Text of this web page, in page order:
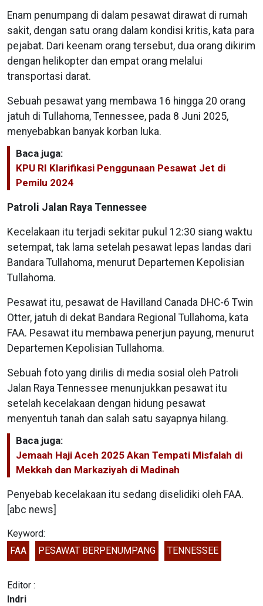
Enam penumpang di dalam pesawat dirawat di rumah
sakit, dengan satu orang dalam kondisi kritis, kata para
pejabat. Dari keenam orang tersebut, dua orang dikirim
dengan helikopter dan empat orang melalui
transportasi darat.
Sebuah pesawat yang membawa 16 hingga 20 orang
jatuh di Tullahoma, Tennessee, pada 8 Juni 2025,
menyebabkan banyak korban luka.
Baca juga:
KPU RI Klarifikasi Penggunaan Pesawat Jet di
Pemilu 2024
Patroli Jalan Raya Tennessee
Kecelakaan itu terjadi sekitar pukul 12:30 siang waktu
setempat, tak lama setelah pesawat lepas landas dari
Bandara Tullahoma, menurut Departemen Kepolisian
Tullahoma.
Pesawat itu, pesawat de Havilland Canada DHC-6 Twin
Otter, jatuh di dekat Bandara Regional Tullahoma, kata
FAA. Pesawat itu membawa penerjun payung, menurut
Departemen Kepolisian Tullahoma.
Sebuah foto yang dirilis di media sosial oleh Patroli
Jalan Raya Tennessee menunjukkan pesawat itu
setelah kecelakaan dengan hidung pesawat
menyentuh tanah dan salah satu sayapnya hilang.
Baca juga:
Jemaah Haji Aceh 2025 Akan Tempati Misfalah di
Mekkah dan Markaziyah di Madinah
Penyebab kecelakaan itu sedang diselidiki oleh FAA.
[abc news]
Keyword:
FAA
PESAWAT BERPENUMPANG TENNESSEE
Editor :
Indri